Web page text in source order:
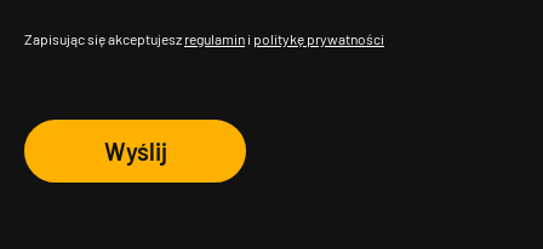
Zapisując się akceptujesz regulamin i politykę prywatności
Wyślij